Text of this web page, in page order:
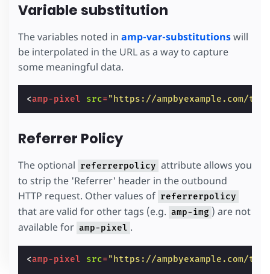
Variable substitution
The variables noted in amp-var-substitutionswill
be interpolated in the URL as a way to capture
some meaningful data.
<amp-pixel src="https://ampbyexample.com/
Referrer Policy
The optional referrerpolicy attribute allows you
to strip the 'Referrer' header in the outbound
HTTP request. Other values of referrerpolicy
that are valid for other tags (e.g. amp-img ) are not
available for amp-pixel .
<amp-pixel src="https://ampbyexample.com/